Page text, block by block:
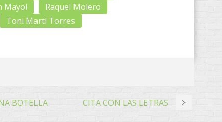
Mayol
Raquel Molero
Toni Martí Torres
BOTELLA CITA CON LAS LETRAS